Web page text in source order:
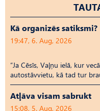
Kā organizēs satiksmi?
19:47, 6. Aug, 2026
“Ja Cēsīs, Vaļņu ielā, kur
autostāvvietu, kā tad tur
Atļāva visam sabrukt
15:08, 5. Aug, 2026